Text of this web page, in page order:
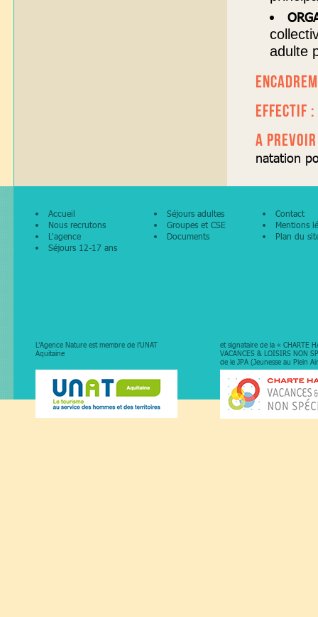
adulte
EFFECTIF :
A
natation
Accueil
Nous recrutons
L'agence
Séjours 12-17 ans
Séjours adultes
Groupes et CSE
Documents
Contact
Mentions
Plan du
L’Agence Nature est membre de l’UNAT
Aquitaine
et signataire de la « CHARTE
VACANCES & LOISIRS NON
de le JPA (Jeunesse au Plein